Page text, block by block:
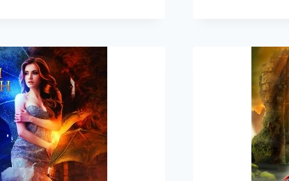
—
ЛЕЯ
КЕЙН